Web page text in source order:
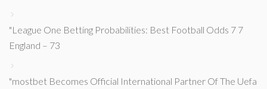
"League One Betting Probabilities: Best Football Odds 7 7
England – 73
"mostbet Becomes Official International Partner Of The Uefa